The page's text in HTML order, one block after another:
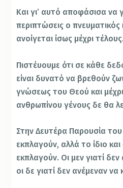
Και γι’ αυτό αποφάσισα να
περιπτώσεις ο
ανοίγεται ίσως μέχρι
Πιστέυουμε ότι σε κάθε
είναι δυνατό να βρεθούν
γνώσεως του Θεού και
ανθρωπίνου γένους δε θα
Στην Δευτέρα Παρουσία του
εκπλαγούν, αλλά το ίδιο
εκπλαγούν. Οι μεν γιατί
οι δε γιατί δεν ανέμεναν